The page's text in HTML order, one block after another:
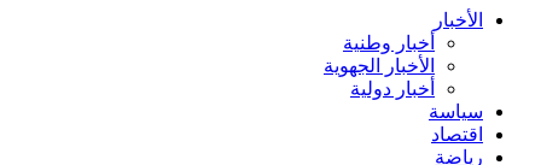
الأخبار
أخبار وطنية
الأخبار الجهوية
أخبار دولية
سياسة
اقتصاد
رياضة